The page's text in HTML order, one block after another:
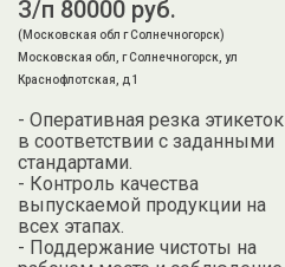
З/п 80000 руб.
(Московская обл г Солнечногорск)
Московская обл, г Солнечногорск, ул
Краснофлотская, д 1
- Оперативная резка этикеток
в соответствии с заданными
стандартами.
- Контроль качества
выпускаемой продукции на
всех этапах.
- Поддержание чистоты на